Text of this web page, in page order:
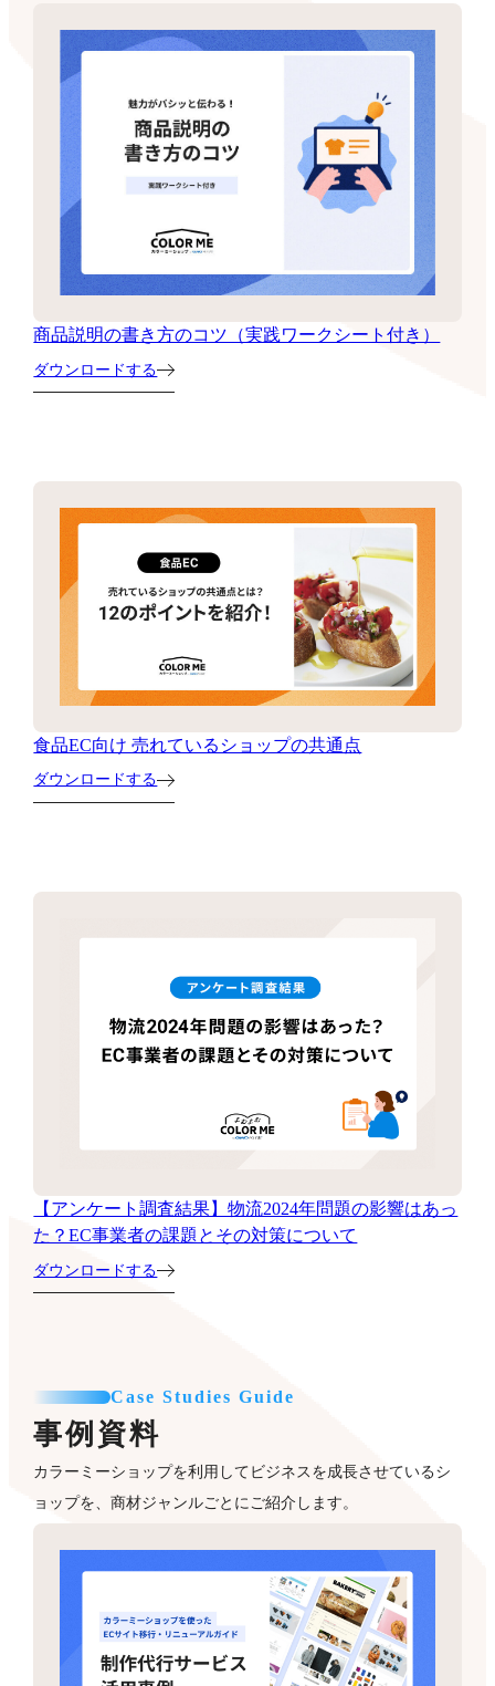
商品説明の書き方のコツ（実践ワークシート付き）
ダウンロードする
食品EC向け 売れているショップの共通点
ダウンロードする
【アンケート調査結果】物流2024年問題の影響はあっ
た？EC事業者の課題とその対策について
ダウンロードする
Case Studies Guide
事例資料
カラーミーショップを利用してビジネスを成長させているシ
ョップを、商材ジャンルごとにご紹介します。